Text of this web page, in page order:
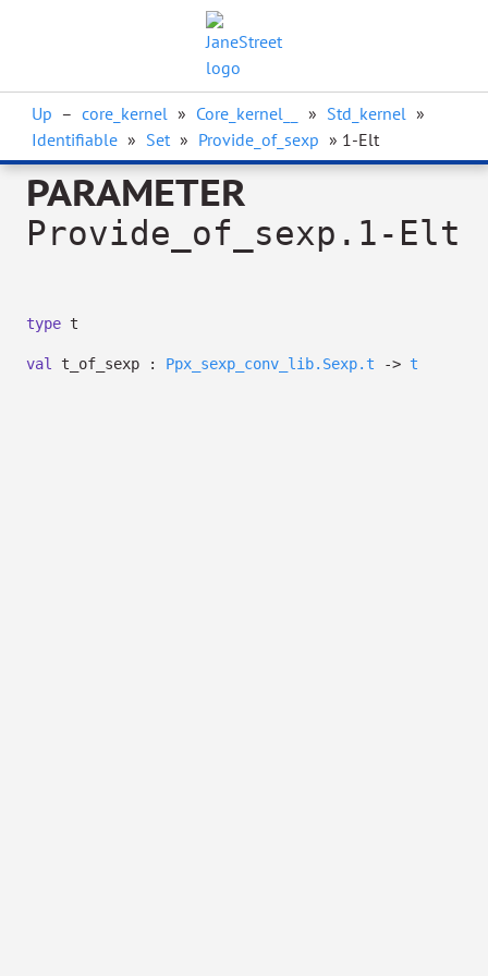
Up – core_kernel » Core_kernel__ » Std_kernel »
Identifiable » Set » Provide_of_sexp » 1-Elt
PARAMETER
Provide_of_sexp.1-Elt
type t
val t_of_sexp : Ppx_sexp_conv_lib.Sexp.t -> t